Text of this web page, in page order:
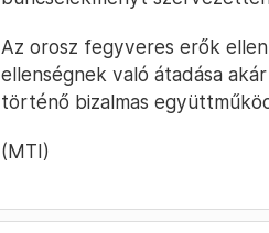
Az orosz fegyveres erők
ellenségnek való átadása
történő bizalmas
(MTI)